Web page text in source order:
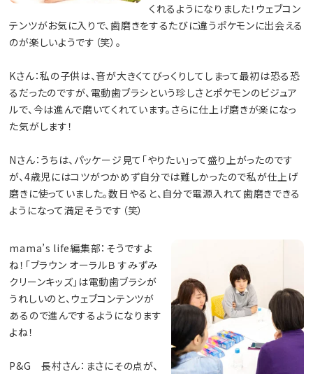
くれるようになりました！ウェブコン
テンツがお気に入りで、歯磨きをするたびに違うポケモンに出会える
のが楽しいようです（笑）。
Kさん：私の子供は、音が大きくてびっくりしてしまって最初は恐る恐
るだったのですが、電動歯ブラシという珍しさとポケモンのビジュア
ルで、今は進んで磨いてくれています。さらに仕上げ磨きが楽になっ
た気がします！
Nさん：うちは、パッケージ見て「やりたい」って盛り上がったのです
が、4歳児にはコツがつかめず自分では難しかったので私が仕上げ
磨きに使っていました。数日やると、自分で電源入れて歯磨きできる
ようになって満足そうです（笑）
mama’s life編集部：そうですよ
ね！「ブラウン オーラルＢ すみずみ
クリーンキッズ」は電動歯ブラシが
うれしいのと、ウェブコンテンツが
あるので進んでするようになります
よね！
P&G 長村さん：まさにその点が、